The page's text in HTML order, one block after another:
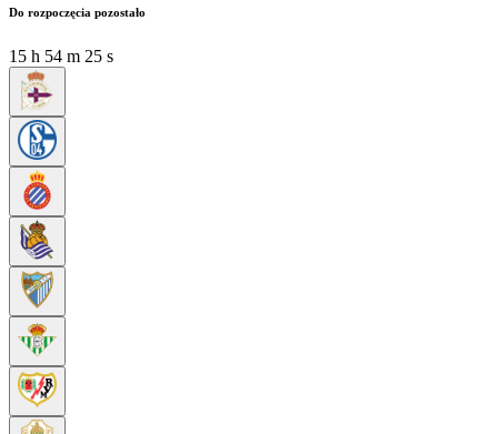
Do rozpoczęcia pozostało
15 h 54 m 25 s